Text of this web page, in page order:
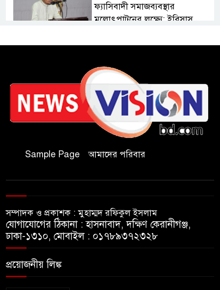
ফ্যাসিবাদী সমাজব্যবস্থার
মূলোৎপাটনের লক্ষ্যে; ইবিসাস
পালন করছে তানযীমুল উম্মাহ
আলিম মাদ্রাসা
জুলাই গণঅভ্যুত্থান দিবসে কুবি
ছাত্রদলের পরিচ্ছন্নতা ও বৃক্ষরোপণ
কর্মসূচি
রাষ্ট্রবিরোধী গোপন কর্মকাণ্ডে’র দায়ে
ইসলামপুরে ‘জুলাই গণঅভ্যুত্থান
দিবস উপলক্ষ্যে আলোচনা সভা ও
সংবর্ধনা অনুষ্ঠান অনুষ্ঠিত
Sample Page আমাদের পরিবার
সম্পাদক ও প্রকাশক : মুহাম্মদ রফিকুল ইসলাম
যোগাযোগের ঠিকানা : হাসনাবাদ, দক্ষিণ কেরানীগঞ্জ,
ঢাকা-১৩১০, মোবাইল : ০১৭৮৯৩৭২৩২৮
প্রয়োজনীয় লিঙ্ক